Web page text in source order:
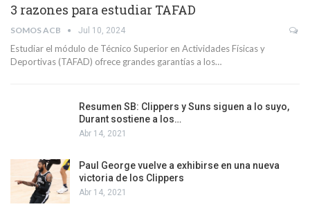
3 razones para estudiar TAFAD
SOMOS ACB Jul 10, 2024
Estudiar el módulo de Técnico Superior en Actividades Físicas y
Deportivas (TAFAD) ofrece grandes garantías a los…
Resumen SB: Clippers y Suns siguen a lo suyo,
Durant sostiene a los…
Abr 14, 2021
Paul George vuelve a exhibirse en una nueva
victoria de los Clippers
Abr 14, 2021